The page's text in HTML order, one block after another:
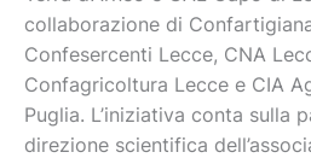
collaborazione di
Confesercenti Lecce, CNA
Confagricoltura Lecce e CIA
Puglia. L’iniziativa conta sulla
direzione scientifica